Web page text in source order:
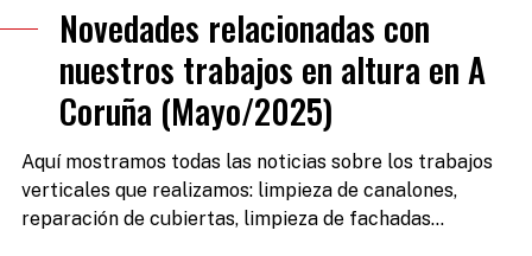
Novedades relacionadas con
nuestros trabajos en altura en A
Coruña (Mayo/2025)
Aquí mostramos todas las noticias sobre los trabajos
verticales que realizamos: limpieza de canalones,
reparación de cubiertas, limpieza de fachadas...